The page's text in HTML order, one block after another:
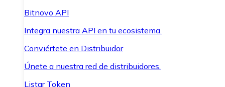
Bitnovo API
Integra nuestra API en tu ecosistema.
Conviértete en Distribuidor
Únete a nuestra red de distribuidores.
Listar Token